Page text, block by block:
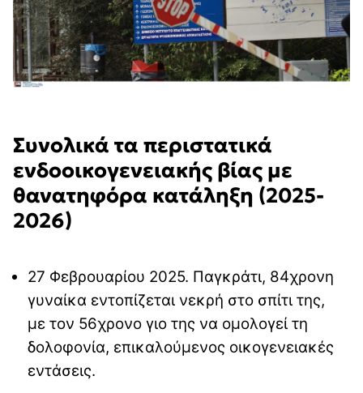
Συνολικά τα περιστατικά
ενδοοικογενειακής βίας με
θανατηφόρα κατάληξη (2025-
2026)
27 Φεβρουαρίου 2025. Παγκράτι, 84χρονη
γυναίκα εντοπίζεται νεκρή στο σπίτι της,
με τον 56χρονο γιο της να ομολογεί τη
δολοφονία, επικαλούμενος οικογενειακές
εντάσεις.